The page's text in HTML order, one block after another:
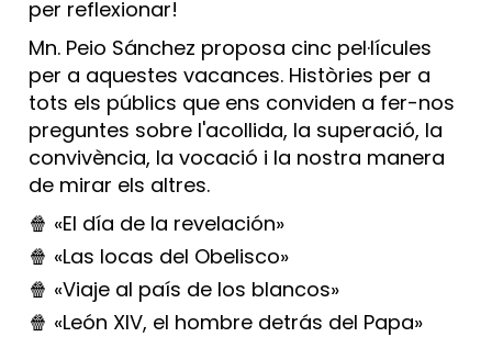
per reflexionar!
Mn. Peio Sánchez proposa cinc pel·lícules
per a aquestes vacances. Històries per a
tots els públics que ens conviden a fer-nos
preguntes sobre l'acollida, la superació, la
convivència, la vocació i la nostra manera
de mirar els altres.
🍿 «El día de la revelación»
🍿 «Las locas del Obelisco»
🍿 «Viaje al país de los blancos»
🍿 «León XIV, el hombre detrás del Papa»